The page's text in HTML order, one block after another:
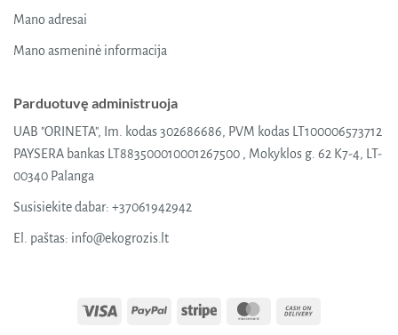
Mano adresai
Mano asmeninė informacija
Parduotuvę administruoja
UAB "ORINETA", Im. kodas 302686686, PVM kodas LT100006573712
PAYSERA bankas LT883500010001267500 , Mokyklos g. 62 K7-4, LT-
00340 Palanga
Susisiekite dabar: +37061942942
El. paštas: info@ekogrozis.lt
Visa PayPal Stripe MasterCard